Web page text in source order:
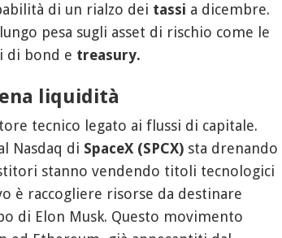
di un rialzo dei tassi a dicembre.
pesa sugli asset di rischio come le
di bond e treasury.
liquidità
tecnico legato ai flussi di capitale.
Nasdaq di SpaceX (SPCX) sta drenando
stanno vendendo titoli tecnologici
è raccogliere risorse da destinare
di Elon Musk. Questo movimento